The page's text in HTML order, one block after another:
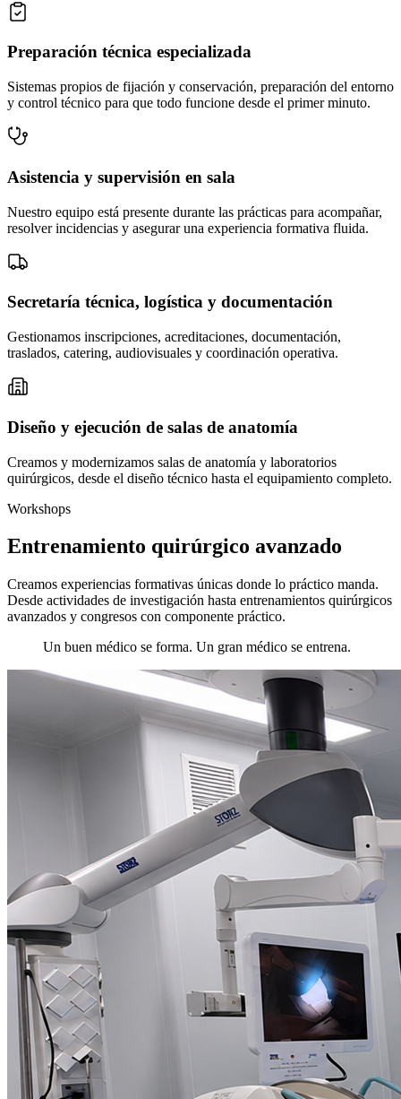
Preparación técnica especializada
Sistemas propios de fijación y conservación, preparación del entorno
y control técnico para que todo funcione desde el primer minuto.
Asistencia y supervisión en sala
Nuestro equipo está presente durante las prácticas para acompañar,
resolver incidencias y asegurar una experiencia formativa fluida.
Secretaría técnica, logística y documentación
Gestionamos inscripciones, acreditaciones, documentación,
traslados, catering, audiovisuales y coordinación operativa.
Diseño y ejecución de salas de anatomía
Creamos y modernizamos salas de anatomía y laboratorios
quirúrgicos, desde el diseño técnico hasta el equipamiento completo.
Workshops
Entrenamiento quirúrgico avanzado
Creamos experiencias formativas únicas donde lo práctico manda.
Desde actividades de investigación hasta entrenamientos quirúrgicos
avanzados y congresos con componente práctico.
Un buen médico se forma. Un gran médico se entrena.